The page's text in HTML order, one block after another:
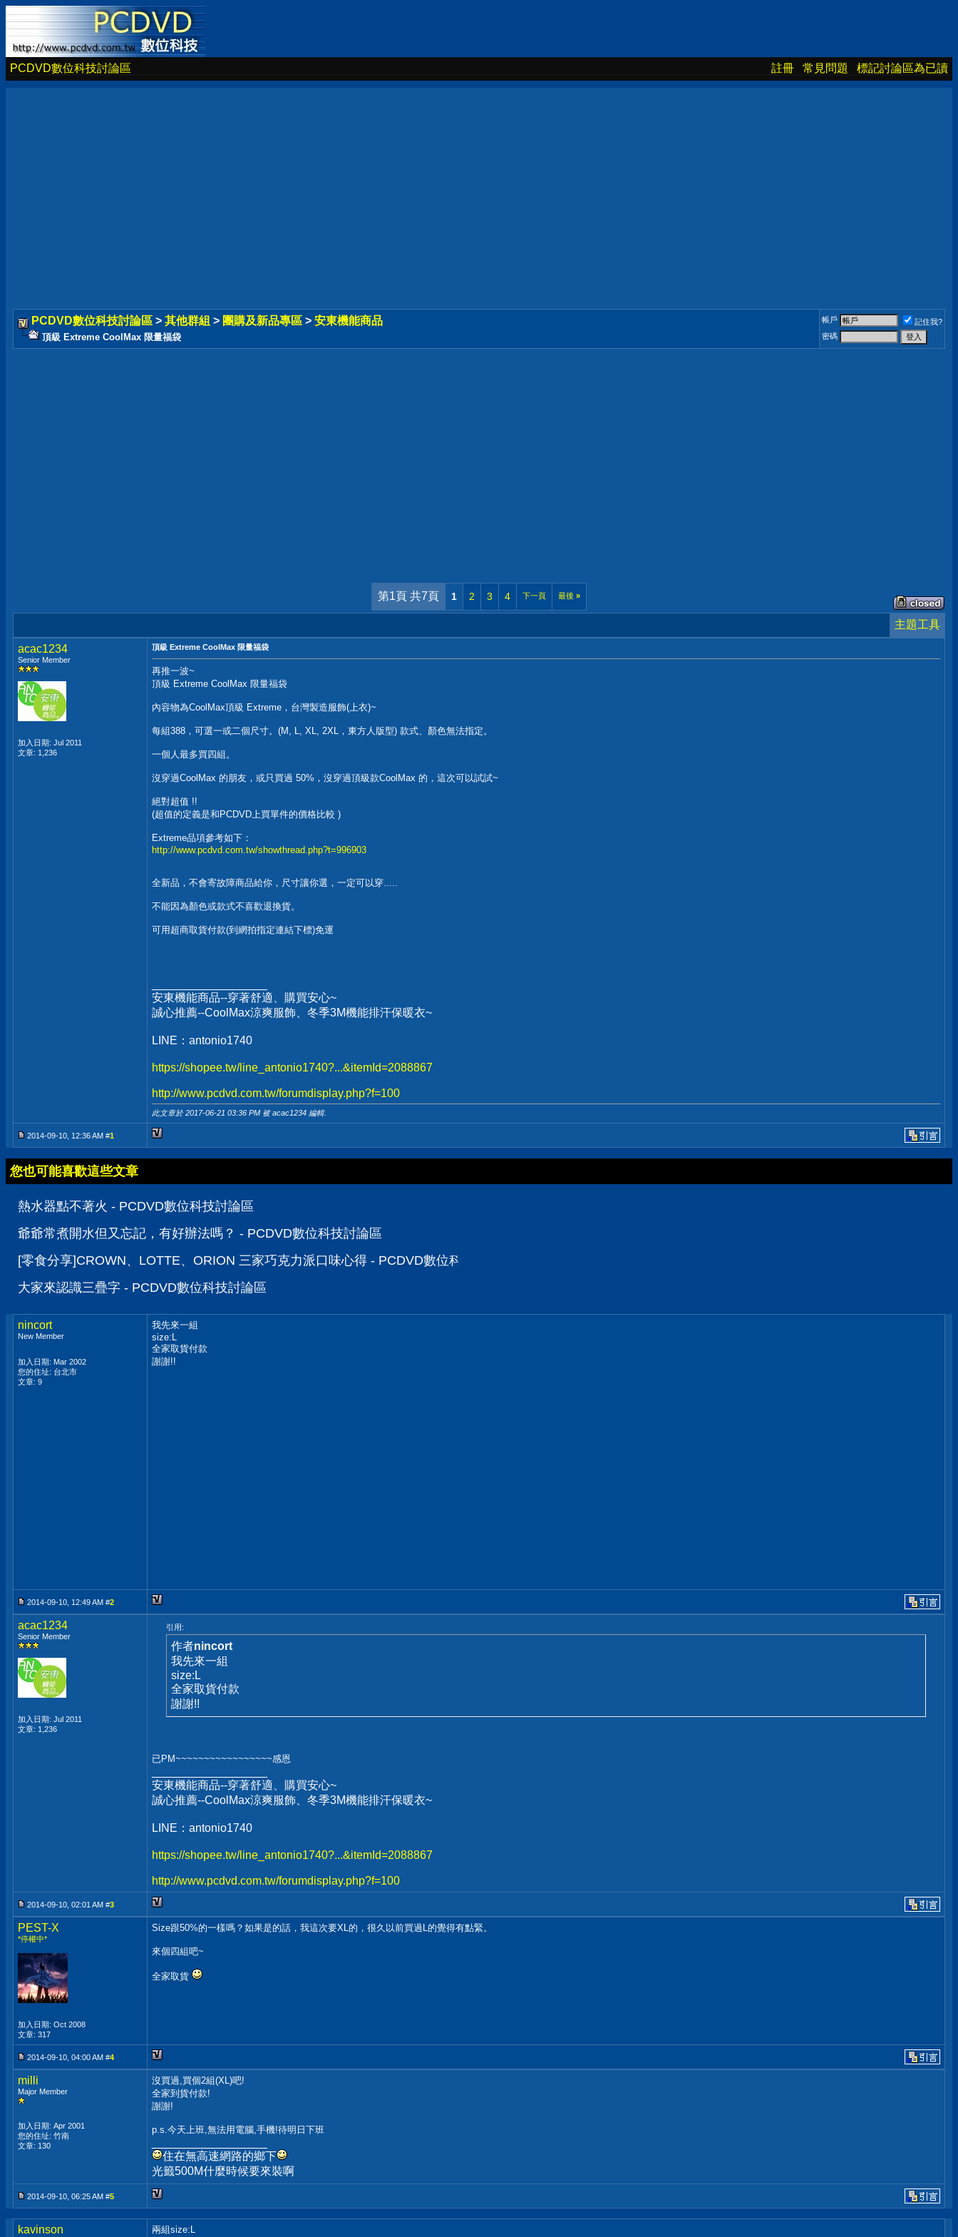
PCDVD數位科技討論區 註冊 常見問題 標記討論區為已讀
PCDVD數位科技討論區 > 其他群組 > 團購及新品專區 > 安東機能商品
頂級 Extreme CoolMax 限量福袋
帳戶
記住我?
密碼
第1頁 共7頁 1 2 3 4 下一頁 最後 »
主題工具
acac1234
Senior Member
加入日期: Jul 2011
文章: 1,236
頂級 Extreme CoolMax 限量福袋
再推一波~
頂級 Extreme CoolMax 限量福袋
內容物為CoolMax頂級 Extreme，台灣製造服飾(上衣)~
每組388，可選一或二個尺寸。(M, L, XL, 2XL，東方人版型) 款式、顏色無法指定。
一個人最多買四組。
沒穿過CoolMax 的朋友，或只買過 50%，沒穿過頂級款CoolMax 的，這次可以試試~
絕對超值 !!
(超值的定義是和PCDVD上買單件的價格比較 )
Extreme品項參考如下：
http://www.pcdvd.com.tw/showthread.php?t=996903
全新品，不會寄故障商品給你，尺寸讓你選，一定可以穿.....
不能因為顏色或款式不喜歡退換貨。
可用超商取貨付款(到網拍指定連結下標)免運
安東機能商品--穿著舒適、購買安心~
誠心推薦--CoolMax涼爽服飾、冬季3M機能排汗保暖衣~
LINE：antonio1740
https://shopee.tw/line_antonio1740?...&itemId=2088867
http://www.pcdvd.com.tw/forumdisplay.php?f=100
此文章於 2017-06-21 03:36 PM 被 acac1234 編輯.
2014-09-10, 12:36 AM #1
您也可能喜歡這些文章
熱水器點不著火 - PCDVD數位科技討論區
爺爺常煮開水但又忘記，有好辦法嗎？ - PCDVD數位科技討論區
[零食分享]CROWN、LOTTE、ORION 三家巧克力派口味心得 - PCDVD數位科技討論區
大家來認識三疊字 - PCDVD數位科技討論區
nincort
New Member
加入日期: Mar 2002
您的住址: 台北市
文章: 9
我先來一組
size:L
全家取貨付款
謝謝!!
2014-09-10, 12:49 AM #2
acac1234
Senior Member
加入日期: Jul 2011
文章: 1,236
引用:
作者nincort
我先來一組
size:L
全家取貨付款
謝謝!!
已PM~~~~~~~~~~~~~~~~~感恩
安東機能商品--穿著舒適、購買安心~
誠心推薦--CoolMax涼爽服飾、冬季3M機能排汗保暖衣~
LINE：antonio1740
https://shopee.tw/line_antonio1740?...&itemId=2088867
http://www.pcdvd.com.tw/forumdisplay.php?f=100
2014-09-10, 02:01 AM #3
PEST-X
*停權中*
加入日期: Oct 2008
文章: 317
Size跟50%的一樣嗎？如果是的話，我這次要XL的，很久以前買過L的覺得有點緊。
來個四組吧~
全家取貨
2014-09-10, 04:00 AM #4
milli
Major Member
加入日期: Apr 2001
您的住址: 竹南
文章: 130
沒買過,買個2組(XL)吧!
全家到貨付款!
謝謝!
p.s.今天上班,無法用電腦,手機!待明日下班
住在無高速網路的鄉下
光籤500M什麼時候要來裝啊
2014-09-10, 06:25 AM #5
kavinson 兩組size:L